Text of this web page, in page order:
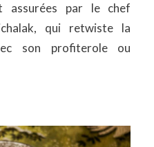
assurées par le chef
qui retwiste la
son profiterole ou